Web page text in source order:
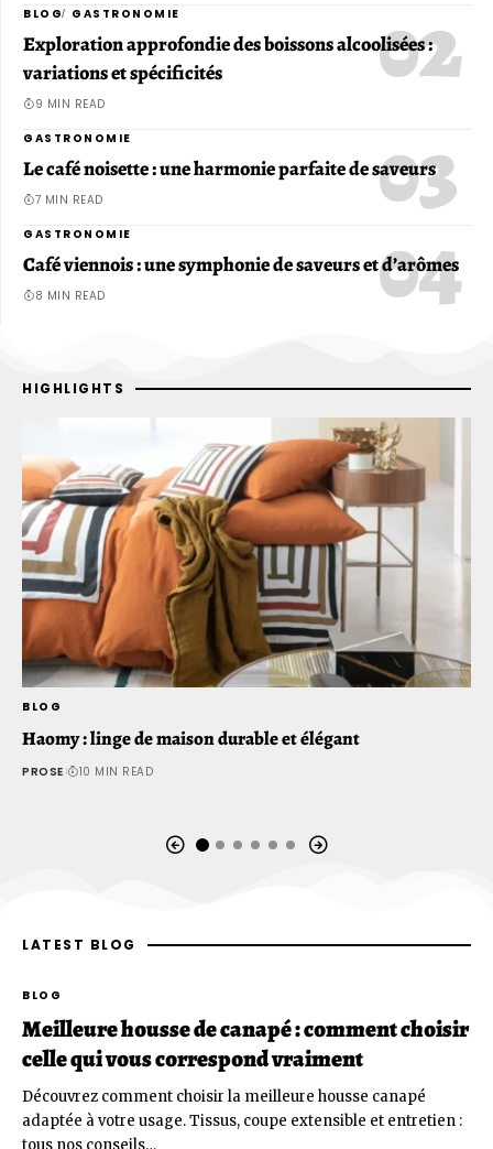
BLOG GASTRONOMIE
Exploration approfondie des boissons alcoolisées :
variations et spécificités
9 MIN READ
GASTRONOMIE
Le café noisette : une harmonie parfaite de saveurs
7 MIN READ
GASTRONOMIE
Café viennois : une symphonie de saveurs et d’arômes
8 MIN READ
HIGHLIGHTS
BLOG
Haomy : linge de maison durable et élégant
PROSE 10 MIN READ
LATEST BLOG
BLOG
Meilleure housse de canapé : comment choisir
celle qui vous correspond vraiment
Découvrez comment choisir la meilleure housse canapé
adaptée à votre usage. Tissus, coupe extensible et entretien :
tous nos conseils…